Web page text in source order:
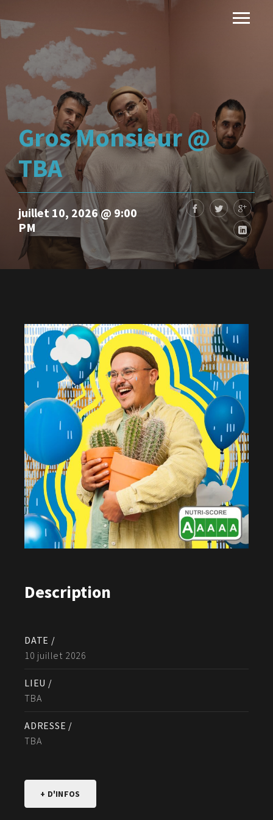
Gros Monsieur @
TBA
juillet 10, 2026 @ 9:00
PM
Description
DATE /
10 juillet 2026
LIEU /
TBA
ADRESSE /
TBA
+ D'INFOS